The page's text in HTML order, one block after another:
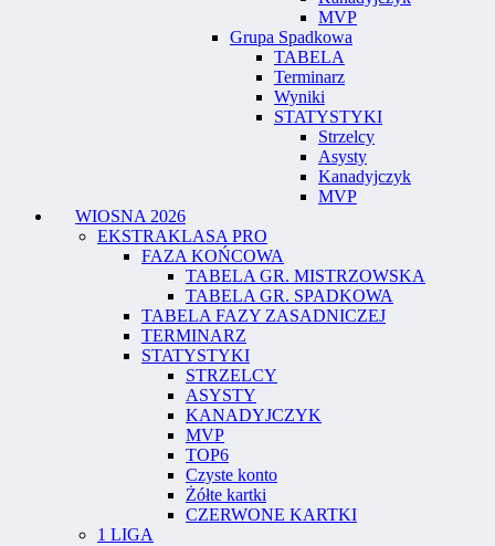
MVP
Grupa Spadkowa
TABELA
Terminarz
Wyniki
STATYSTYKI
Strzelcy
Asysty
Kanadyjczyk
MVP
WIOSNA 2026
EKSTRAKLASA PRO
FAZA KOŃCOWA
TABELA GR. MISTRZOWSKA
TABELA GR. SPADKOWA
TABELA FAZY ZASADNICZEJ
TERMINARZ
STATYSTYKI
STRZELCY
ASYSTY
KANADYJCZYK
MVP
TOP6
Czyste konto
Żółte kartki
CZERWONE KARTKI
1 LIGA